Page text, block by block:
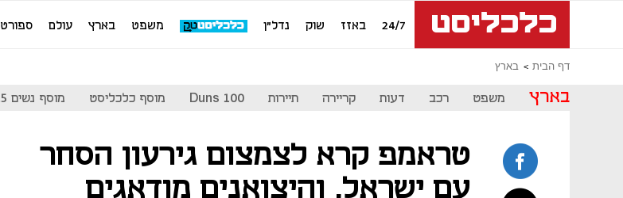
24/7 באזז שוק נדל"ן משפט בארץ עולם ספורט
דף הבית בארץ
בארץ משפט רכב דעות קריירה תיירות Duns 100 מוסף כלכליסט מוסף נשים 2025
טראמפ קרא לצמצום גירעון הסחר
עם ישראל, והיצואנים מודאגים